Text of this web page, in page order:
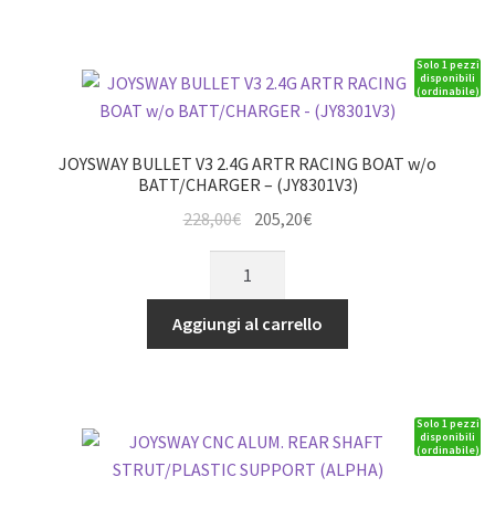
BOAT
-
(JY8652V2)
quantità
Solo 1 pezzi
disponibili
(ordinabile)
JOYSWAY BULLET V3 2.4G ARTR RACING BOAT w/o
BATT/CHARGER – (JY8301V3)
228,00€
originale
era:
228,00€.
205,20€Il
è:
205,20€.
V3
2.4G
w/o
BATT/CHARGER
Aggiungi al carrello
Solo 1 pezzi
disponibili
(ordinabile)